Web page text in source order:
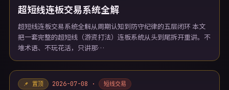
超短线连板交易系统全解
超短线连板交易系统全解从周期认知到防守纪律的五层闭环 本文
把一套完整的超短线（游资打法）连板系统从头到尾拆开重讲。不
堆术语、不玩花活，只讲那…
📌 置顶 2026-07-08 · 短线交易